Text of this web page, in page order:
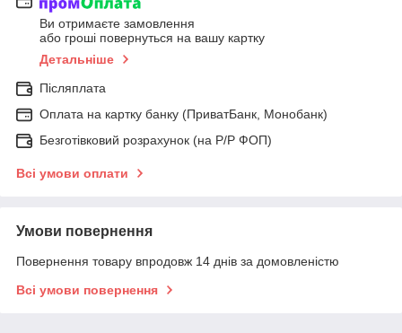
Ви отримаєте замовлення
або гроші повернуться на вашу картку
Детальніше
Післяплата
Оплата на картку банку (ПриватБанк, Монобанк)
Безготівковий розрахунок (на Р/Р ФОП)
Всі умови оплати
Умови повернення
Повернення товару впродовж 14 днів за домовленістю
Всі умови повернення